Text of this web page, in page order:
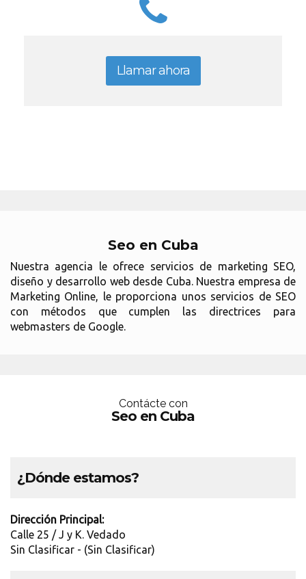
Llamar ahora
Seo en Cuba
Nuestra agencia le ofrece servicios de marketing SEO,
diseño y desarrollo web desde Cuba. Nuestra empresa de
Marketing Online, le proporciona unos servicios de SEO
con métodos que cumplen las directrices para
webmasters de Google.
Contácte con
Seo en Cuba
¿Dónde estamos?
Dirección Principal:
Calle 25 / J y K. Vedado
Sin Clasificar - (Sin Clasificar)